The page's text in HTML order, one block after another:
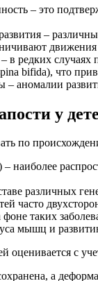
– это
–
в редких
bifida), что
– аномалии
у
по
наиболее
различных
часто
фоне таких
мышц и
оценивается с
а